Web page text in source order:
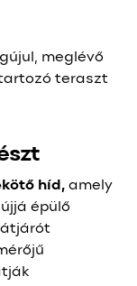
meglévő
teraszt
híd,amely
épülő
átjárót